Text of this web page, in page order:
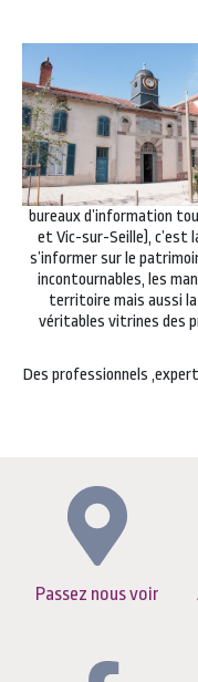
bureaux d’information
et Vic-sur-Seille), c’est
s’informer sur le
incontournables, les
territoire mais aussi
véritables vitrines des
Des professionnels
Passez nous voir